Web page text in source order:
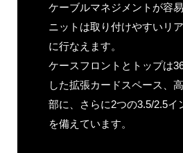
ケーブルマネジメントが容
ニットは取り付けやすいリ
に行なえます。
ケースフロントとトップは
した拡張カードスペース、
部に、さらに2つの3.5/2.5
を備えています。